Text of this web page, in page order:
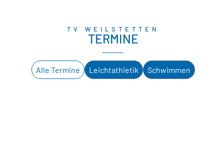
TV WEILSTETTEN
TERMINE
Leichtathletik Schwimmen
Alle Termine